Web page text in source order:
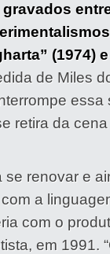
(1974)
de Miles
essa
retira da
renovar e
a
com o
em 1991.